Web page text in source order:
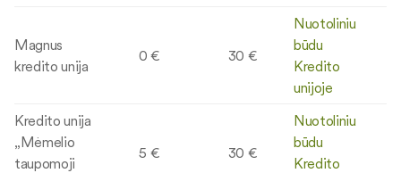
Magnus
kredito unija
0 € 30 €
Nuotoliniu
būdu
Kredito
unijoje
Kredito unija
„Mėmelio
taupomoji
5 € 30 €
Nuotoliniu
būdu
Kredito